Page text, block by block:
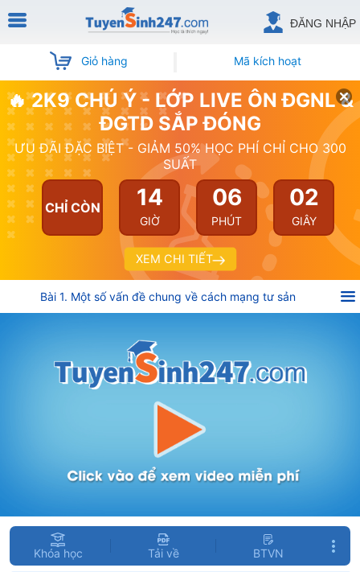
ĐĂNG NHẬP
Giỏ hàng Mã kích hoạt
🔥 2K9 CHÚ Ý - LỚP LIVE ÔN ĐGNL &
ĐGTD SẮP ĐÓNG
ƯU ĐÃI ĐẶC BIỆT - GIẢM 50% HỌC PHÍ CHỈ CHO 300
SUẤT
CHỈ CÒN 14
GIỜ
06
PHÚT
02
GIÂY
XEM CHI TIẾT
Bài 1. Một số vấn đề chung về cách mạng tư sản
Khóa học Tải về BTVN